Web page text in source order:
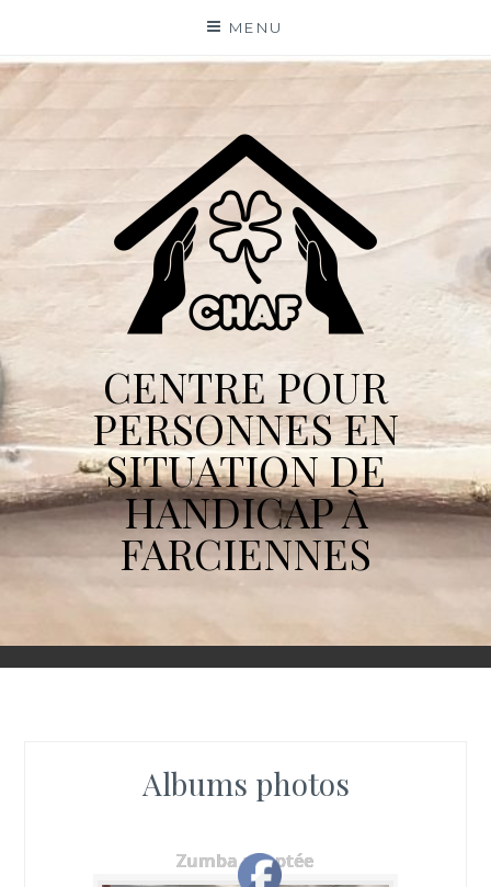
content
MENU
CENTRE POUR
PERSONNES EN
SITUATION DE
HANDICAP À
FARCIENNES
Albums photos
Zumba adaptée